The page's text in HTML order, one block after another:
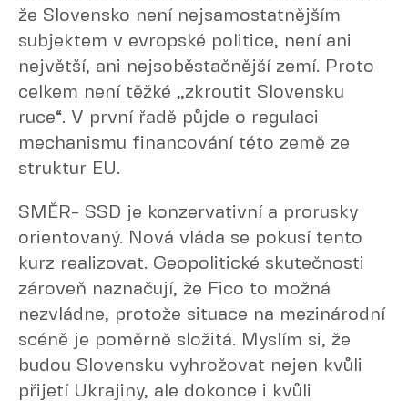
že Slovensko není nejsamostatnějším
subjektem v evropské politice, není ani
největší, ani nejsoběstačnější zemí. Proto
celkem není těžké „zkroutit Slovensku
ruce“. V první řadě půjde o regulaci
mechanismu financování této země ze
struktur EU.
SMĚR- SSD je konzervativní a prorusky
orientovaný. Nová vláda se pokusí tento
kurz realizovat. Geopolitické skutečnosti
zároveň naznačují, že Fico to možná
nezvládne, protože situace na mezinárodní
scéně je poměrně složitá. Myslím si, že
budou Slovensku vyhrožovat nejen kvůli
přijetí Ukrajiny, ale dokonce i kvůli